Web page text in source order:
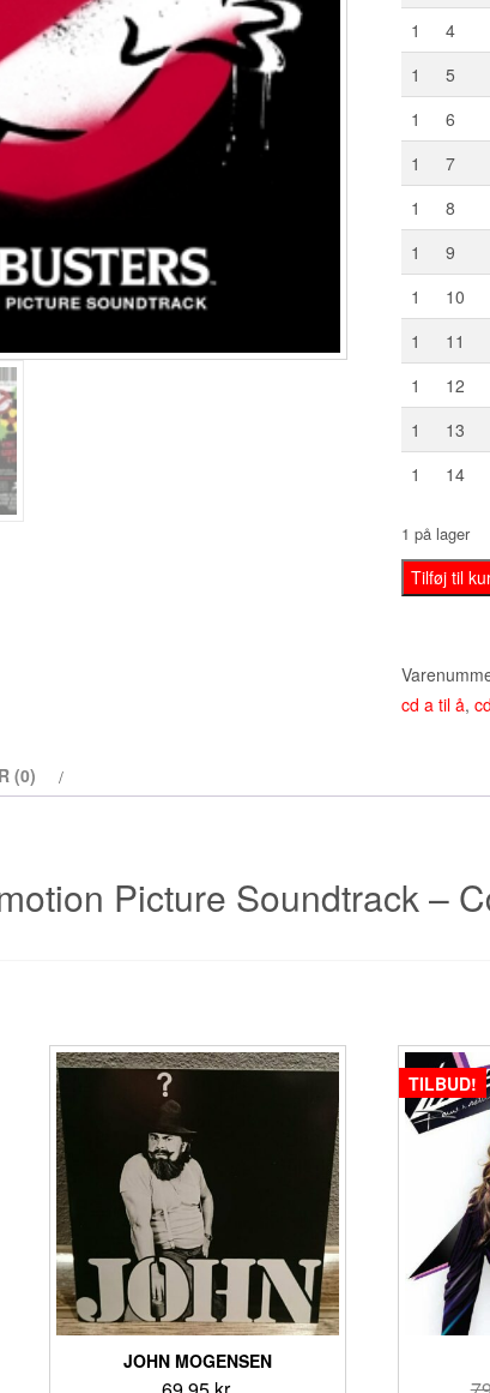
1
4
1
5
1
6
1
7
1
8
1
9
1
10
1
11
1
12
1
13
1
14
1 på lager
antal
Tilføj til
cd a til å,
(0)
Picture Soundtrack –
JOHN MOGENSEN
TILBUD!